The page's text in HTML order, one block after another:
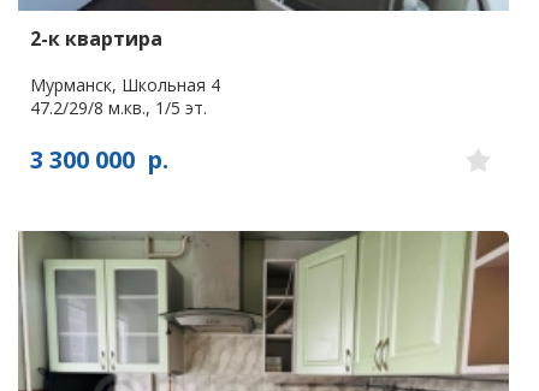
2-к квартира
Мурманск, Школьная 4
47.2/29/8 м.кв., 1/5 эт.
3 300 000 р.